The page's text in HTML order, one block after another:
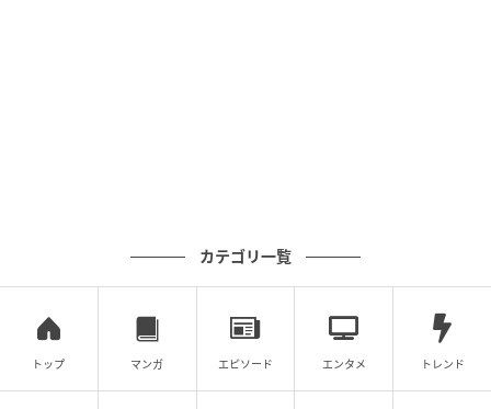
カテゴリ一覧
トップ マンガ エピソード エンタメ トレンド